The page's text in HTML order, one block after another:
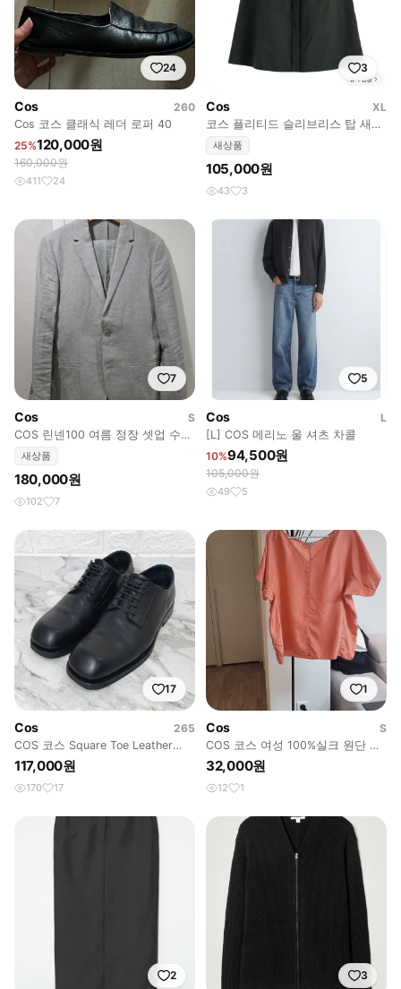
24
Cos
260
Cos 코스 클래식 레더 로퍼 40
25%120,000원
160,000원
411 24
3
Cos
XL
코스 플리티드 슬리브리스 탑 새상
품 판매합니다.
새상품
105,000원
43 3
7
Cos
S
COS 린넨100 여름 정장 셋업 수트
세트 44 새상품
새상품
180,000원
102 7
5
Cos
L
[L] COS 메리노 울 셔츠 차콜
10%94,500원
105,000원
49 5
17
Cos
265
COS 코스 Square Toe Leather
Derby 41
117,000원
170 17
1
Cos
S
COS 코스 여성 100%실크 원단 브
이넥 블라우스-S사이즈
32,000원
12 1
2 3